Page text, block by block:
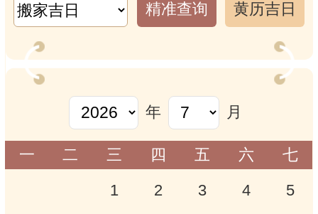
精准查询
黄历吉日
年 月
一 二 三 四 五 六 七
1 2 3 4 5